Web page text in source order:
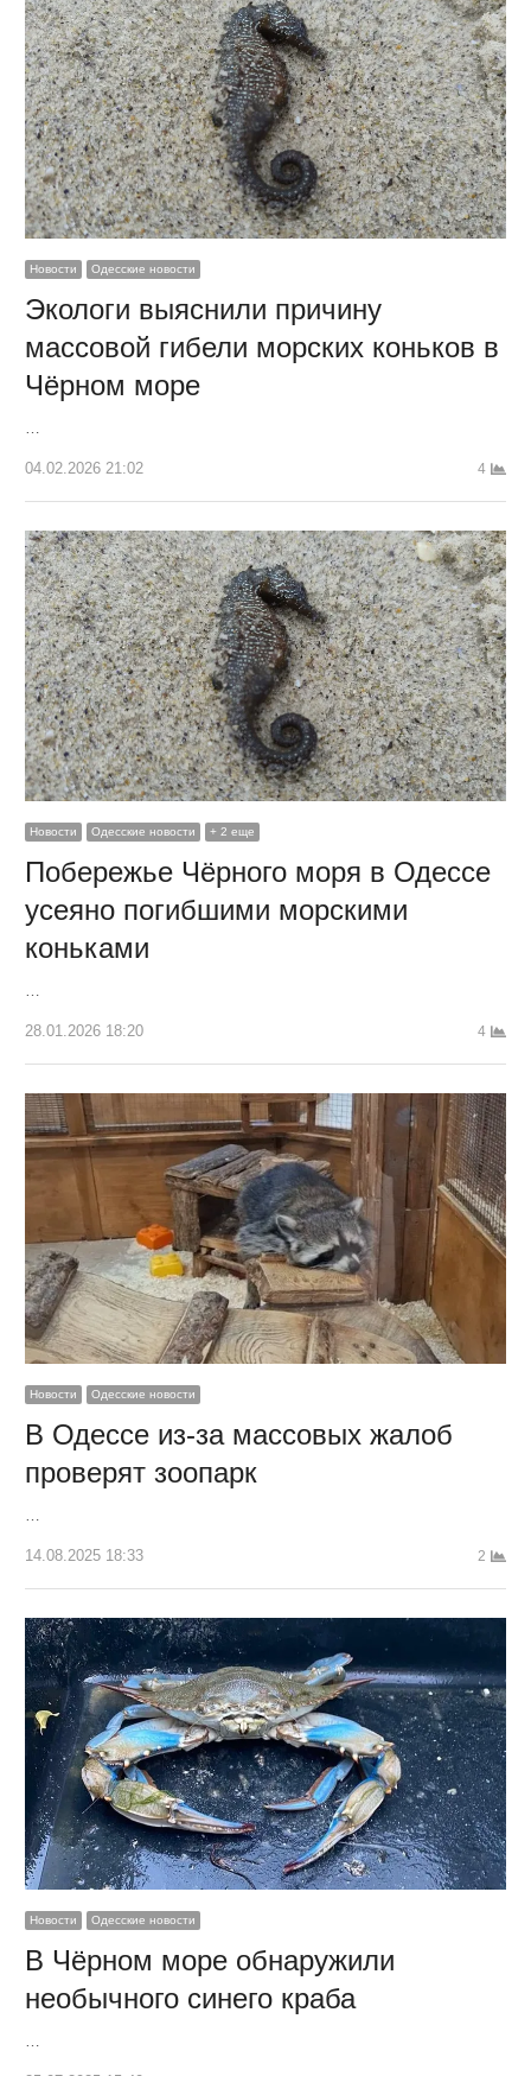
Новости Одесские новости
Экологи выяснили причину
массовой гибели морских коньков в
Чёрном море
04.02.2026 21:02 4
Новости Одесские новости + 2 еще
Побережье Чёрного моря в Одессе
усеяно погибшими морскими
коньками
…
28.01.2026 18:20 4
Новости Одесские новости
В Одессе из-за массовых жалоб
проверят зоопарк
…
14.08.2025 18:33 2
Новости Одесские новости
В Чёрном море обнаружили
необычного синего краба